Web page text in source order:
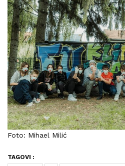
Foto: Mihael Milić
TAGOVI :